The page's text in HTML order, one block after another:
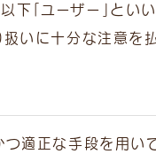
下「ユーザー」と
いに十分な注意を
適正な手段を用い